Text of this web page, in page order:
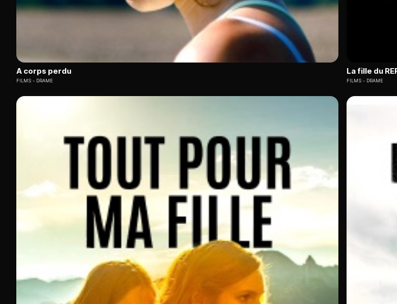
A corps perdu
FILMS DRAME
La fille du
FILMS DRAME